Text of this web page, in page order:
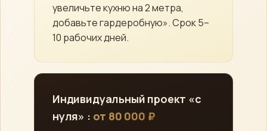
увеличьте кухню на 2 метра,
добавьте гардеробную». Срок 5–
10 рабочих дней.
Индивидуальный проект «с
нуля» : от 80 000 ₽